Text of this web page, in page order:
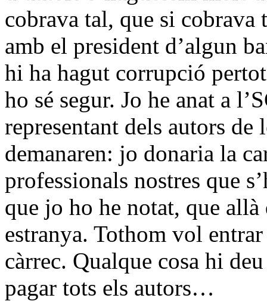
cobrava tal, que si
amb el president d’algun
hi ha hagut corrupció
ho sé segur. Jo he anat a
representant dels autors de
demanaren: jo donaria la
professionals nostres que
que jo ho he notat, que
estranya. Tothom vol
càrrec. Qualque cosa hi
pagar tots els autors…